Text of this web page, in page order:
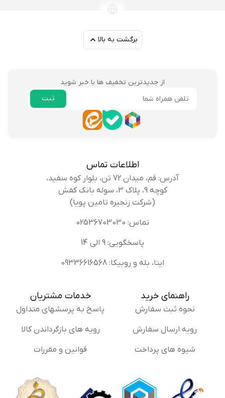
برگشت به بالا
از جدیدترین تخفیف ها با خبر شوید
ایمیل
ثبت
اطلاعات تماس
آدرس: قم، میدان 72 تن، بلوار کوه سفید،
کوچه 9، پلاک 3، سوله بانک کفش
(شرکت زنجیره تامین پویا)
تماس: 02536703030
پاسخگویی: 9 الی 14
ایتا، بله و روبیکا: 09336616568
راهنمای خرید
نحوه ثبت سفارش
رویه ارسال سفارش
شیوه های پرداخت
خدمات مشتریان
پاسخ به پرسشهای متداول
رویه های بازگرداندن کالا
قوانین و مقررات